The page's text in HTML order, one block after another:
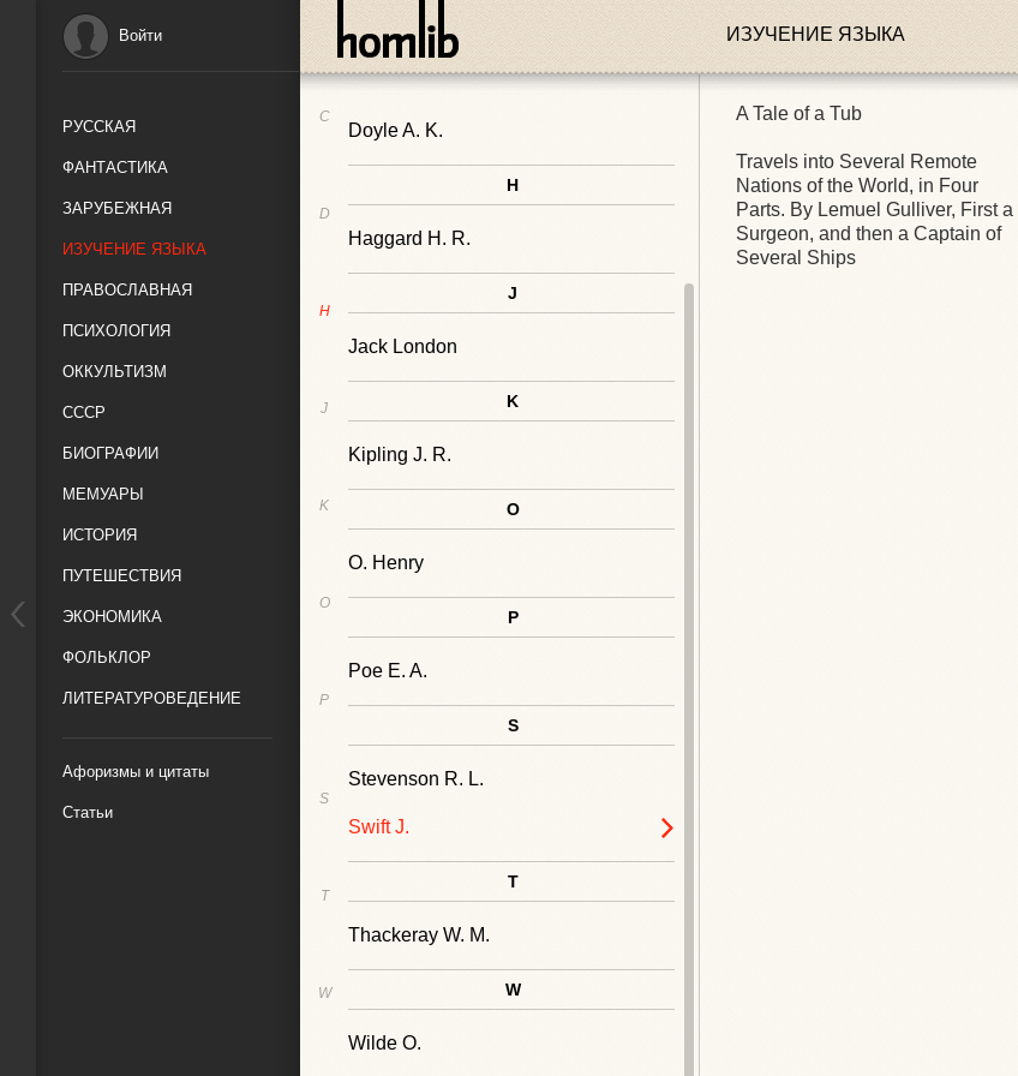
Войти
РУССКАЯ
ФАНТАСТИКА
ЗАРУБЕЖНАЯ
ИЗУЧЕНИЕ ЯЗЫКА
ПРАВОСЛАВНАЯ
ПСИХОЛОГИЯ
ОККУЛЬТИЗМ
СССР
БИОГРАФИИ
МЕМУАРЫ
ИСТОРИЯ
ПУТЕШЕСТВИЯ
ЭКОНОМИКА
ФОЛЬКЛОР
ЛИТЕРАТУРОВЕДЕНИЕ
Афоризмы и цитаты
Статьи
ИЗУЧЕНИЕ ЯЗЫКА
C
D
H
J
K
O
P
S
T
W
D
Dickens C.
Doyle A. K.
H
Haggard H. R.
J
Jack London
K
Kipling J. R.
O
O. Henry
P
Poe E. A.
S
Stevenson R. L.
Swift J.
T
Thackeray W. M.
W
Wilde O.
A Tale of a Tub
Travels into Several Remote
Nations of the World, in Four
Parts. By Lemuel Gulliver, First a
Surgeon, and then a Captain of
Several Ships